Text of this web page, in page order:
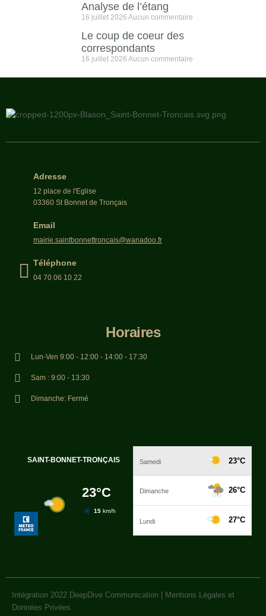
Analyse de l’étang
16 juillet 2026 Aucun commentaire
Le coup de coeur des
correspondants
16 juillet 2026 Aucun commentaire
Adresse
12 place de l'Eglise
03360 St Bonnet de Tronçais
Email
mairie.saintbonnettroncais@wanadoo.fr
Téléphone
04 70 06 10 22
Horaires
Lun-Ven 9:00 - 12:00 - 14:00 - 17:30
Sam : 9:00 - 13:30
Dimanche: Fermé
Intégration 2022 DeepDive Communication
Mentions Légales et
Données Privées